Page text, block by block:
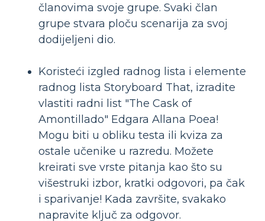
članovima svoje grupe. Svaki član
grupe stvara ploču scenarija za svoj
dodijeljeni dio.
Koristeći izgled radnog lista i elemente
radnog lista Storyboard That, izradite
vlastiti radni list "The Cask of
Amontillado" Edgara Allana Poea!
Mogu biti u obliku testa ili kviza za
ostale učenike u razredu. Možete
kreirati sve vrste pitanja kao što su
višestruki izbor, kratki odgovori, pa čak
i sparivanje! Kada završite, svakako
napravite ključ za odgovor.